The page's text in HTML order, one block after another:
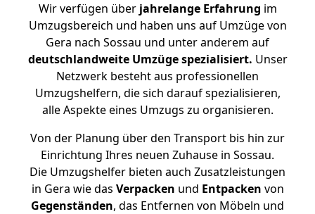
Wir verfügen überjahrelange Erfahrung im
Umzugsbereich und haben uns auf Umzüge von
Gera nach Sossau und unter anderem auf
deutschlandweite Umzüge spezialisiert. Unser
Netzwerk besteht aus professionellen
Umzugshelfern, die sich darauf spezialisieren,
alle Aspekte eines Umzugs zu organisieren.
Von der Planung über den Transport bis hin zur
Einrichtung Ihres neuen Zuhause in Sossau.
Die Umzugshelfer bieten auch Zusatzleistungen
in Gera wie das Verpacken und Entpacken von
Gegenständen, das Entfernen von Möbeln und